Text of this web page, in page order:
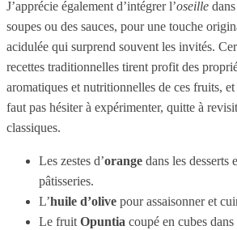
J’apprécie également d’intégrer l’oseille
soupes ou des sauces, pour une touche
acidulée qui surprend souvent les invités.
recettes traditionnelles tirent profit des
aromatiques et nutritionnelles de ces fruits,
faut pas hésiter à expérimenter, quitte à
classiques.
Les zestes d’orange dans les desserts
pâtisseries.
L’huile d’olive pour assaisonner et
Le fruit Opuntia coupé en cubes dans